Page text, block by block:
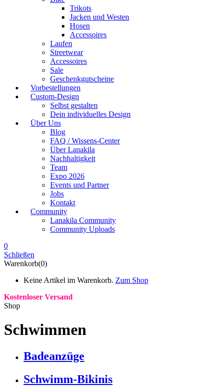
Trikots
Jacken und Westen
Hosen
Accessoires
Laufen
Streetwear
Accessoires
Sale
Geschenkgutscheine
Vorbestellungen
Custom-Design
Selbst gestalten
Dein individuelles Design
Über Uns
Blog
FAQ / Wissens-Center
Über Lanakila
Nachhaltigkeit
Team
Expo 2026
Events und Partner
Jobs
Kontakt
Community
Lanakila Community
Community Uploads
0
Schließen
Warenkorb(0)
Keine Artikel im Warenkorb. Zum Shop
Kostenloser Versand
Shop
Schwimmen
Badeanzüge
Schwimm-Bikinis